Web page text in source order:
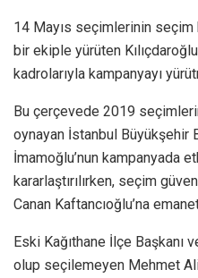
14 Mayıs seçimlerinin seçim
bir ekiple yürüten
kadrolarıyla kampanyayı
Bu çerçevede 2019
oynayan İstanbul Büyükşehir
İmamoğlu’nun kampanyada
kararlaştırılırken, seçim
Canan Kaftancıoğlu’na
Eski Kağıthane İlçe Başkanı
olup seçilemeyen Mehmet